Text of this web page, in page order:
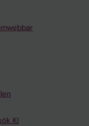
KI